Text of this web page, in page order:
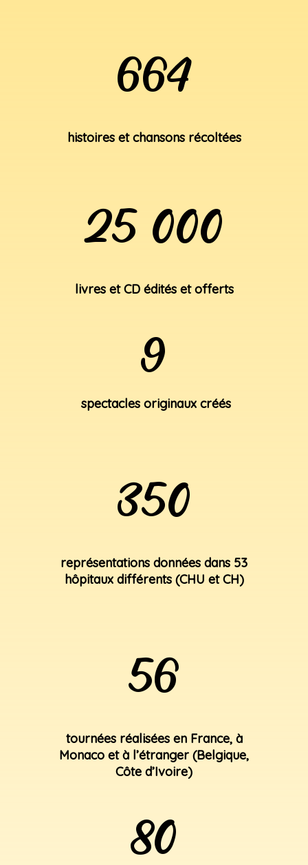
664
histoires et chansons récoltées
25 000
livres et CD édités et offerts
9
spectacles originaux créés
350
représentations données dans 53
hôpitaux différents (CHU et CH)
56
tournées réalisées en France, à
Monaco et à l’étranger (Belgique,
Côte d’Ivoire)
80